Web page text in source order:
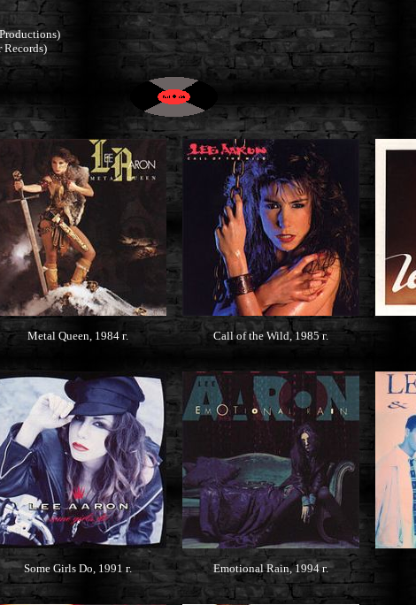
Records)
Metal Queen, 1984 г. Call of the Wild, 1985 г.
Some Girls Do, 1991 г. Emotional Rain, 1994 г.